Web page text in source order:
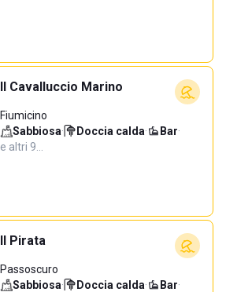
Il Cavalluccio Marino
Fiumicino
Sabbiosa· Doccia calda· Bar·
e altri 9…
Il Pirata
Passoscuro
Sabbiosa· Doccia calda· Bar·